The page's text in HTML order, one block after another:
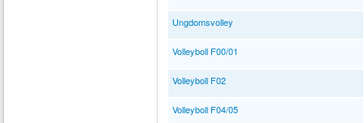
Ungdomsvolley
Volleyboll F00/01
Volleyboll F02
Volleyboll F04/05